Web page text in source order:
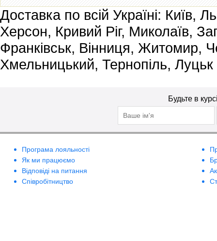
Доставка по всій Україні: Київ,
Херсон, Кривий Ріг, Миколаїв,
Франківськ, Вінниця, Житомир,
Хмельницький, Тернопіль, Луцьк
Будьте в
Програма лояльності
Як ми працюємо
Відповіді на питання
Співробітництво